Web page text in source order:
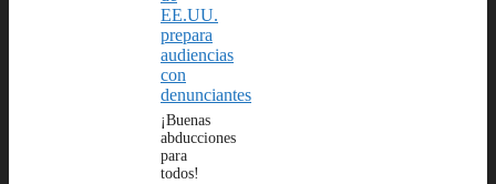
EE.UU.
prepara
audiencias
con
denunciantes
¡Buenas
abducciones
para
todos!